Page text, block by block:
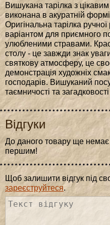
Вишукана тарілка з
виконана в акуратній формі
Оригінальна тарілка
варіантом для приємного
улюбленими стравами.
столу - це завжди знак
святкову атмосферу, це
демонстрація художніх
господарів. Вишуканий
таємничості та
Відгуки
До даного товару ще немає
першим!
Щоб залишити відгук під
зареєструйтеся.